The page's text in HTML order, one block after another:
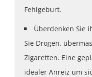
Fehlgeburt.
Überdenken Sie
Sie Drogen,
Zigaretten. Eine
idealer Anreiz um